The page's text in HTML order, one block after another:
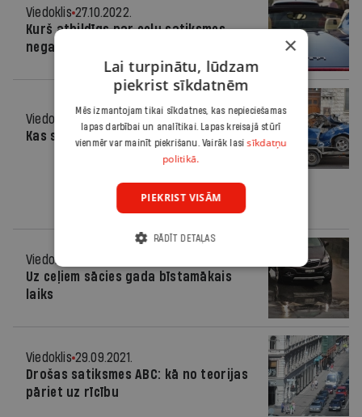
Viedoklis 27.10.2022.
Kurš atbildīgs par ceļu satiksmes
negadījumiem?
Viedoklis
23.02.2022.
Kas sekmē negadījumus uz ceļiem?
Viedoklis
Uz ceļiem sācies gada bīstamākais
laiks
Viedoklis 29.09.2021.
Drošas satiksmes ABC: kā no teorijas
pāriet uz rīcību
×
Lai turpinātu, lūdzam
piekrist sīkdatnēm
Mēs izmantojam tikai sīkdatnes, kas nepieciešamas
lapas darbībai un analītikai. Lapas kreisajā stūrī
vienmēr var mainīt piekrišanu. Vairāk lasisīkdatņu
politikā.
PIEKRIST VISĀM
RĀDĪT DETAĻAS